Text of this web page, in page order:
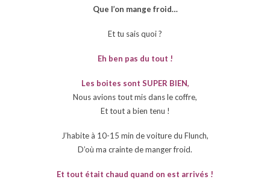
Que l’on mange froid…
Et tu sais quoi ?
Eh ben pas du tout !
Les boites sont SUPER BIEN,
Nous avions tout mis dans le coffre,
Et tout a bien tenu !
J’habite à 10-15 min de voiture du Flunch,
D’où ma crainte de manger froid.
Et tout était chaud quand on est arrivés !